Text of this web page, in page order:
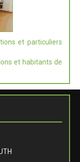
et particuliers
et habitants de